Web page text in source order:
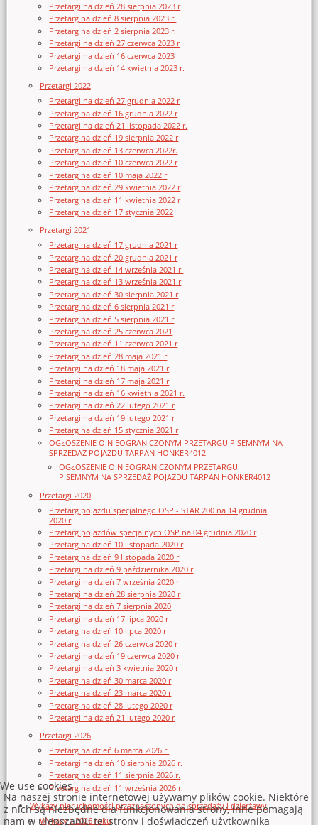
Przetargi na dzień 28 sierpnia 2023 r
Przetarg na dzień 8 sierpnia 2023 r.
Przetarg na dzień 2 sierpnia 2023 r.
Przetargi na dzień 27 czerwca 2023 r
Przetargi na dzień 16 czerwca 2023
Przetargi na dzień 14 kwietnia 2023 r.
Przetargi 2022
Przetargi na dzień 27 grudnia 2022 r
Przetarg na dzień 16 grudnia 2022 r
Przetargi na dzień 21 listopada 2022 r.
Przetarg na dzień 19 sierpnia 2022 r
Przetarg na dzień 13 czerwca 2022r.
Przetarg na dzień 10 czerwca 2022 r
Przetarg na dzień 10 maja 2022 r
Przetarg na dzień 29 kwietnia 2022 r
Przetarg na dzień 11 kwietnia 2022 r
Przetarg na dzień 17 stycznia 2022
Przetargi 2021
Przetarg na dzień 17 grudnia 2021 r
Przetarg na dzień 20 grudnia 2021 r
Przetarg na dzień 14 września 2021 r.
Przetarg na dzień 13 września 2021 r
Przetarg na dzień 30 sierpnia 2021 r
Przetarg na dzień 6 sierpnia 2021 r
Przetarg na dzień 5 sierpnia 2021 r
Przetarg na dzień 25 czerwca 2021
Przetarg na dzień 11 czerwca 2021 r
Przetarg na dzień 28 maja 2021 r
Przetargi na dzień 18 maja 2021 r
Przetargi na dzień 17 maja 2021 r
Przetargi na dzień 16 kwietnia 2021 r.
Przetargi na dzień 22 lutego 2021 r
Przetargi na dzień 19 lutego 2021 r
Przetarg na dzień 15 stycznia 2021 r
OGŁOSZENIE O NIEOGRANICZONYM PRZETARGU PISEMNYM NA
SPRZEDAŻ POJAZDU TARPAN HONKER4012
OGŁOSZENIE O NIEOGRANICZONYM PRZETARGU
PISEMNYM NA SPRZEDAŻ POJAZDU TARPAN HONKER4012
Przetargi 2020
Przetarg pojazdu specjalnego OSP - STAR 200 na 14 grudnia
2020 r
Przetarg pojazdów specjalnych OSP na 04 grudnia 2020 r
Przetarg na dzień 10 listopada 2020 r
Przetarg na dzień 9 listopada 2020 r
Przetargi na dzień 9 października 2020 r
Przetargi na dzień 7 września 2020 r
Przetargi na dzień 28 sierpnia 2020 r
Przetargi na dzień 7 sierpnia 2020
Przetargi na dzień 17 lipca 2020 r
Przetarg na dzień 10 lipca 2020 r
Przetarg na dzień 26 czerwca 2020 r
Przetargi na dzień 19 czerwca 2020 r
Przetargi na dzień 3 kwietnia 2020 r
Przetarg na dzień 30 marca 2020 r
Przetarg na dzień 23 marca 2020 r
Przetarg na dzień 28 lutego 2020 r
Przetargi na dzień 21 lutego 2020 r
Przetargi 2026
Przetarg na dzień 6 marca 2026 r.
Przetargi na dzień 10 sierpnia 2026 r.
Przetarg na dzień 11 sierpnia 2026 r.
Przetarg na dzień 11 września 2026 r.
Wykazy nieruchomości przeznaczonych do sprzedaży i dzierżawy
Wykazy z 2026 roku
We use cookies
Na naszej stronie internetowej używamy plików cookie. Niektóre
z nich są niezbędne dla funkcjonowania strony, inne pomagają
nam w ulepszaniu tej strony i doświadczeń użytkownika